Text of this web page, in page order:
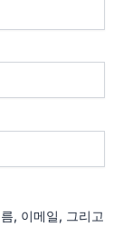
, 이메일, 그리고